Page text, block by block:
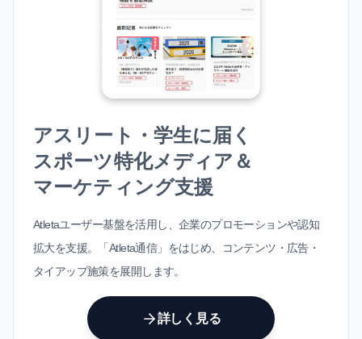
アスリート・学生に届く
スポーツ特化メディア＆
マーケティング支援
Atletaユーザー基盤を活用し、企業のプロモーションや認知
拡大を支援。「Atleta通信」をはじめ、コンテンツ・広告・
タイアップ施策を展開します。
詳しく見る